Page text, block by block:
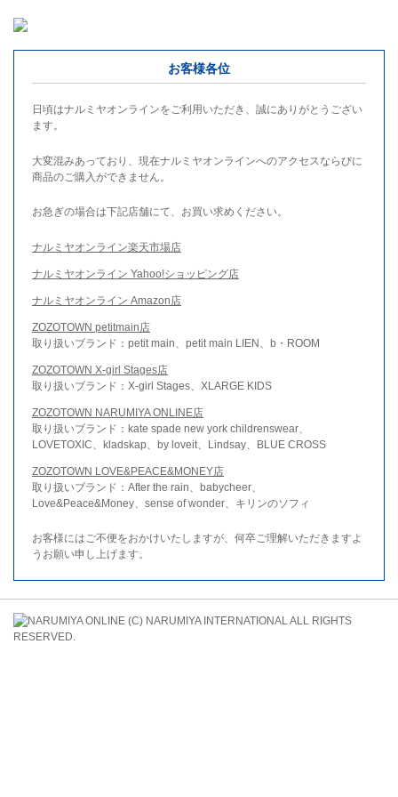
お客様各位
日頃はナルミヤオンラインをご利用いただき、誠にありがとうござい
ます。
大変混みあっており、現在ナルミヤオンラインへのアクセスならびに
商品のご購入ができません。
お急ぎの場合は下記店舗にて、お買い求めください。
ナルミヤオンライン楽天市場店
ナルミヤオンライン Yahoo!ショッピング店
ナルミヤオンライン Amazon店
ZOZOTOWN petitmain店
取り扱いブランド：petit main、petit main LIEN、b・ROOM
ZOZOTOWN X-girl Stages店
取り扱いブランド：X-girl Stages、XLARGE KIDS
ZOZOTOWN NARUMIYA ONLINE店
取り扱いブランド：kate spade new york childrenswear、
LOVETOXIC、kladskap、by loveit、Lindsay、BLUE CROSS
ZOZOTOWN LOVE&PEACE&MONEY店
取り扱いブランド：After the rain、babycheer、
Love&Peace&Money、sense of wonder、キリンのソフィ
お客様にはご不便をおかけいたしますが、何卒ご理解いただきますよ
うお願い申し上げます。